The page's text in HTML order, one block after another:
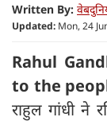
Written By:
Updated: Mon, 24
Rahul
to the
राहुल गांधी ने